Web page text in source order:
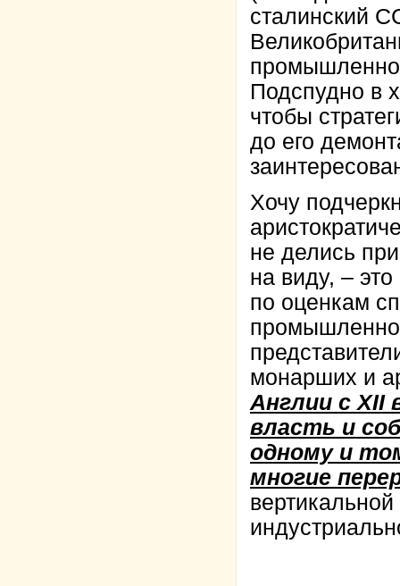
сталинский
Подспудно в
чтобы
до его
Хочу
не делись
на виду, –
по оценкам
монарших и
Англии с XII
власть и
одному и
многие